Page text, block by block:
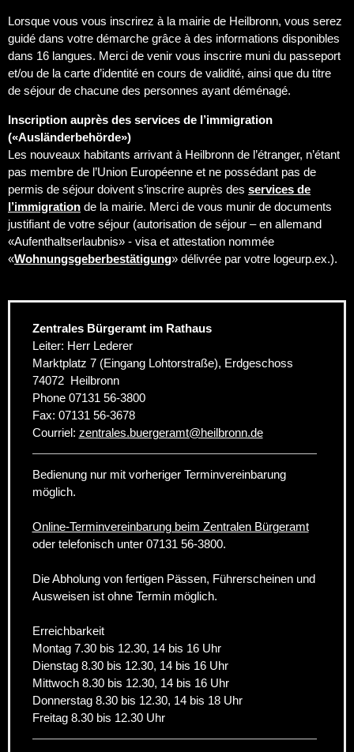
Lorsque vous vous inscrirez à la mairie de Heilbronn, vous serez
guidé dans votre démarche grâce à des informations disponibles
dans 16 langues. Merci de venir vous inscrire muni du passeport
et/ou de la carte d’identité en cours de validité, ainsi que du titre
de séjour de chacune des personnes ayant déménagé.
Inscription auprès des services de l’immigration
(«Ausländerbehörde»)
Les nouveaux habitants arrivant à Heilbronn de l’étranger, n’étant
pas membre de l’Union Européenne et ne possédant pas de
permis de séjour doivent s’inscrire auprès des services de
l’immigration de la mairie. Merci de vous munir de documents
justifiant de votre séjour (autorisation de séjour – en allemand
«Aufenthaltserlaubnis» - visa et attestation nommée
«Wohnungsgeberbestätigung» délivrée par votre logeurp.ex.).
Zentrales Bürgeramt im Rathaus
Leiter: Herr Lederer
Marktplatz 7 (Eingang Lohtorstraße), Erdgeschoss
74072 Heilbronn
Phone 07131 56-3800
Fax: 07131 56-3678
Courriel: zentrales.buergeramt@heilbronn.de
Bedienung nur mit vorheriger Terminvereinbarung
möglich.
Online-Terminvereinbarung beim Zentralen Bürgeramt
oder telefonisch unter 07131 56-3800.
Die Abholung von fertigen Pässen, Führerscheinen und
Ausweisen ist ohne Termin möglich.
Erreichbarkeit
Montag 7.30 bis 12.30, 14 bis 16 Uhr
Dienstag 8.30 bis 12.30, 14 bis 16 Uhr
Mittwoch 8.30 bis 12.30, 14 bis 16 Uhr
Donnerstag 8.30 bis 12.30, 14 bis 18 Uhr
Freitag 8.30 bis 12.30 Uhr